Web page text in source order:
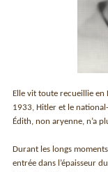
Elle vit toute recueillie en
1933, Hitler et le
Édith, non aryenne, n’a
Durant les longs
entrée dans l’épaisseur